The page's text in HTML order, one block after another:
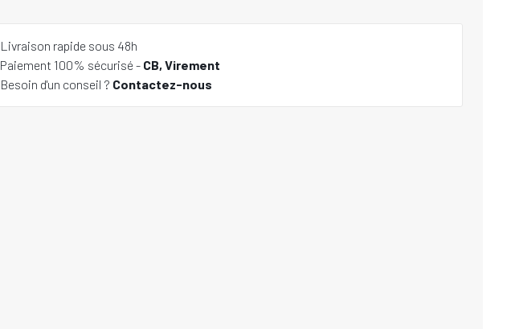
Livraison rapide sous 48h
Paiement 100% sécurisé - CB, Virement
Besoin d'un conseil ? Contactez-nous